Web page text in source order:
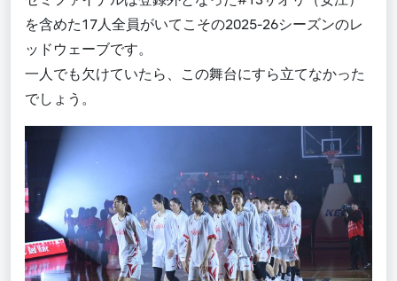
を含めた17人全員がいてこその2025-26シーズンのレ
ッドウェーブです。
一人でも欠けていたら、この舞台にすら立てなかった
でしょう。